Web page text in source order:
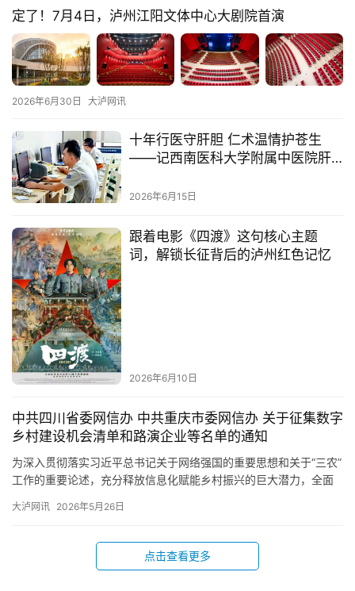
定了！7月4日，泸州江阳文体中心大剧院首演
2026年6月30日 大泸网讯
十年行医守肝胆 仁术温情护苍生
——记西南医科大学附属中医院肝
2026年6月15日
跟着电影《四渡》这句核心主题
词，解锁长征背后的泸州红色记忆
2026年6月10日
中共四川省委网信办 中共重庆市委网信办 关于征集数字
乡村建设机会清单和路演企业等名单的通知
为深入贯彻落实习近平总书记关于网络强国的重要思想和关于“三农”
工作的重要论述，充分释放信息化赋能乡村振兴的巨大潜力，全面
息…
大泸网讯 2026年5月26日
点击查看更多